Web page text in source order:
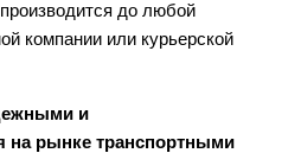
до любой
компании или курьерской
и
на рынке транспортными